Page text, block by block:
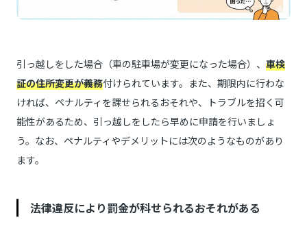
引っ越しをした場合（車の駐車場が変更になった場合）、 車検
証の住所変更が義務付けられています。また、期限内に行わな
ければ、ペナルティを課せられるおそれや、トラブルを招く可
能性があるため、引っ越しをしたら早めに申請を行いましょ
う。なお、ペナルティやデメリットには次のようなものがあり
ます。
法律違反により罰金が科せられるおそれがある